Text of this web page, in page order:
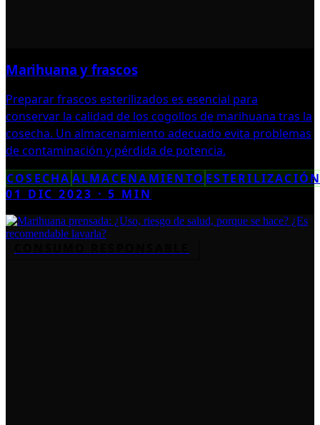
Marihuana y frascos
Preparar frascos esterilizados es esencial para
conservar la calidad de los cogollos de marihuana tras la
cosecha. Un almacenamiento adecuado evita problemas
de contaminación y pérdida de potencia.
COSECHA ALMACENAMIENTO
01 DIC 2023 ·5 MIN